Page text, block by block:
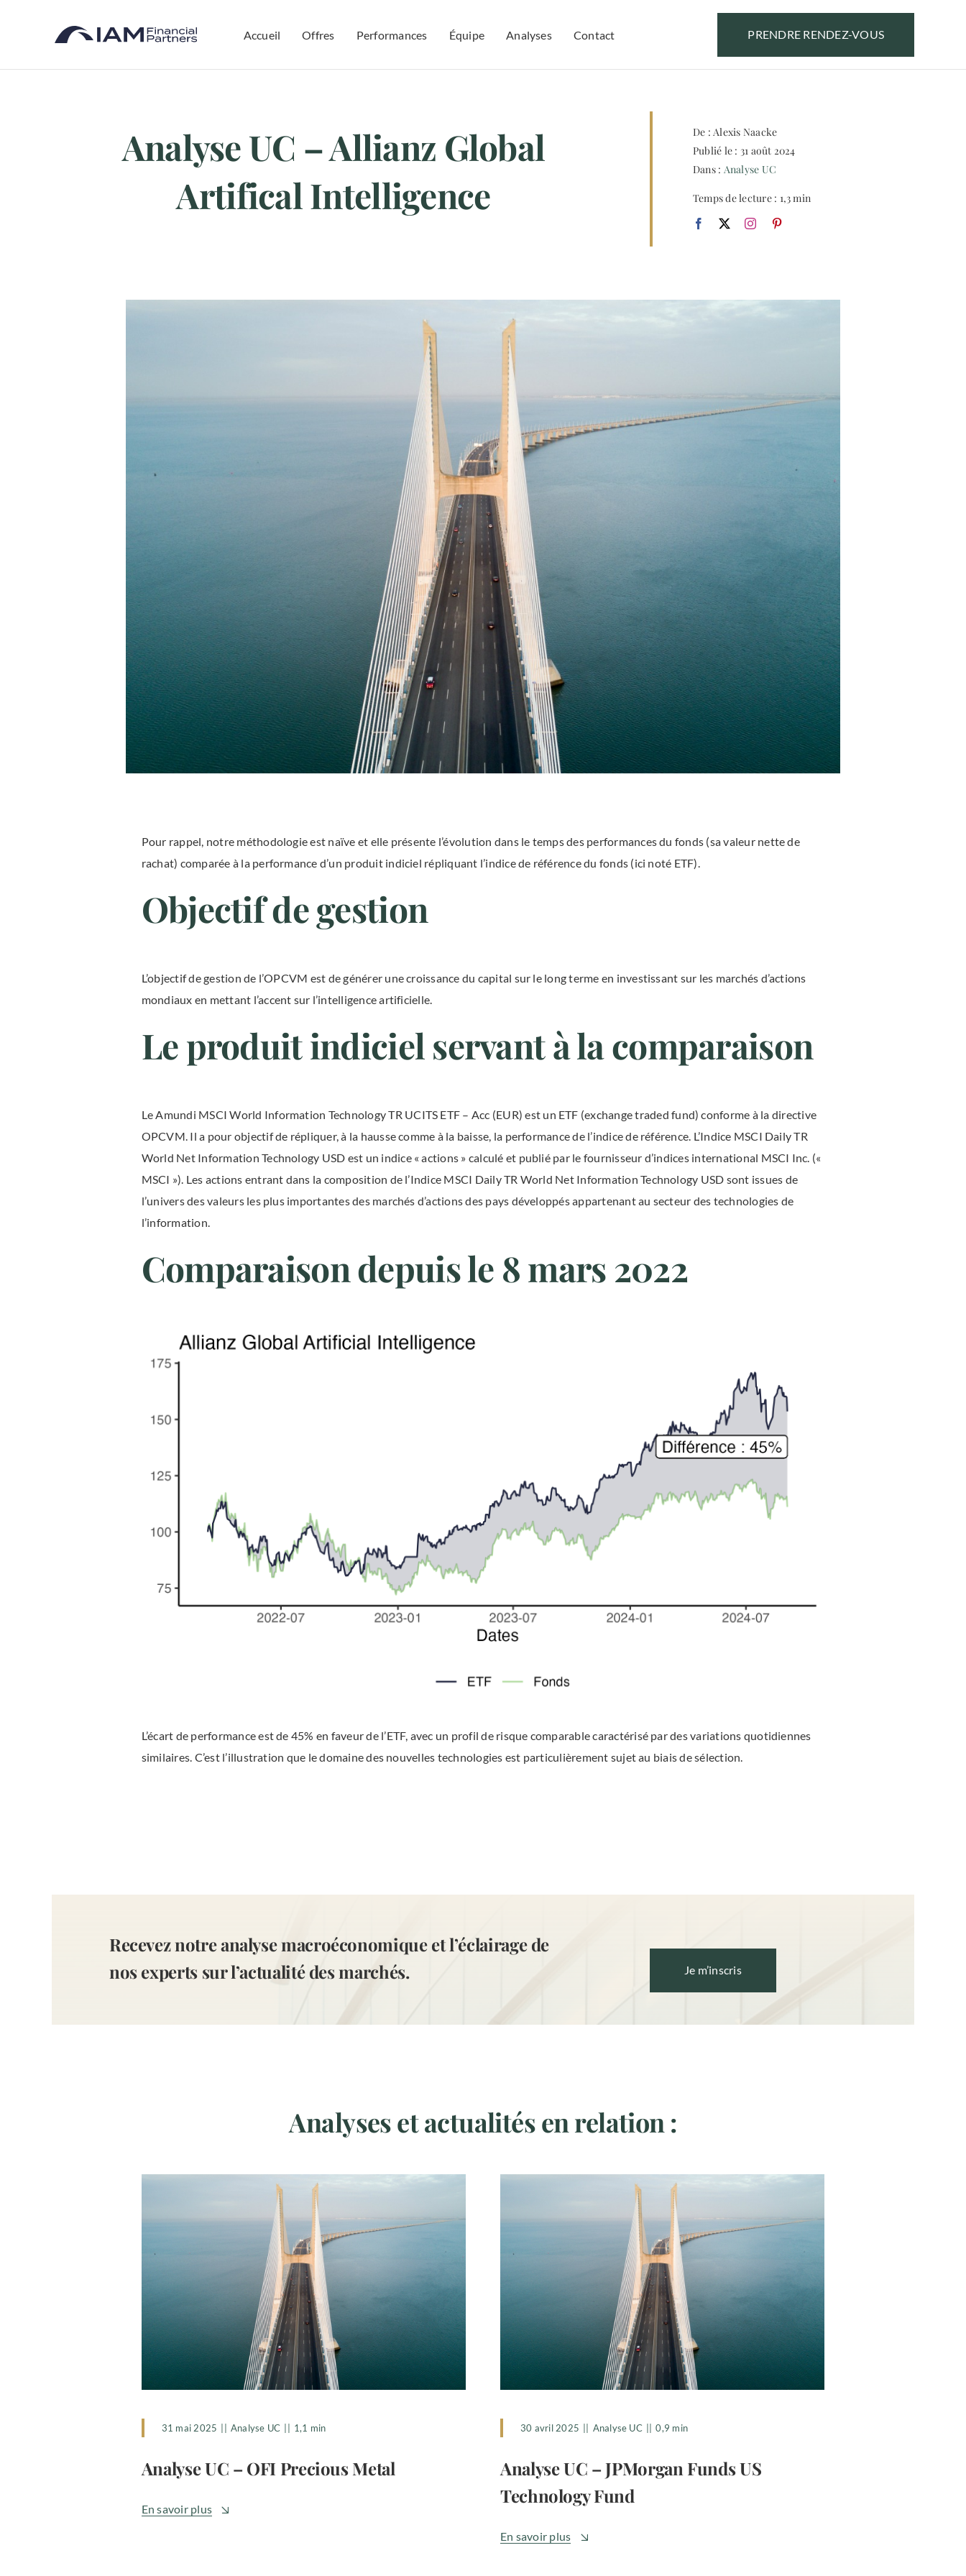
Accueil Offres Performances Équipe Analyses Contact PRENDRE RENDEZ-VOUS
Analyse UC – Allianz Global
Artifical Intelligence
De : Alexis Naacke
Publié le : 31 août 2024
Dans : Analyse UC
Temps de lecture : 1,3 min
Pour rappel, notre méthodologie est naïve et elle présente l’évolution dans le temps des performances du fonds (sa valeur nette de
rachat) comparée à la performance d’un produit indiciel répliquant l’indice de référence du fonds (ici noté ETF).
Objectif de gestion
L’objectif de gestion de l’OPCVM est de générer une croissance du capital sur le long terme en investissant sur les marchés d’actions
mondiaux en mettant l’accent sur l’intelligence artificielle.
Le produit indiciel servant à la comparaison
Le Amundi MSCI World Information Technology TR UCITS ETF – Acc (EUR) est un ETF (exchange traded fund) conforme à la directive
OPCVM. Il a pour objectif de répliquer, à la hausse comme à la baisse, la performance de l’indice de référence. L’Indice MSCI Daily TR
World Net Information Technology USD est un indice « actions » calculé et publié par le fournisseur d’indices international MSCI Inc. («
MSCI »). Les actions entrant dans la composition de l’Indice MSCI Daily TR World Net Information Technology USD sont issues de
l’univers des valeurs les plus importantes des marchés d’actions des pays développés appartenant au secteur des technologies de
l’information.
Comparaison depuis le 8 mars 2022
L’écart de performance est de 45% en faveur de l’ETF, avec un profil de risque comparable caractérisé par des variations quotidiennes
similaires. C’est l’illustration que le domaine des nouvelles technologies est particulièrement sujet au biais de sélection.
Recevez notre analyse macroéconomique et l’éclairage de
nos experts sur l’actualité des marchés.
Je m’inscris
Analyses et actualités en relation :
31 mai 2025 Analyse UC 1,1 min
Analyse UC – OFI Precious Metal
En savoir plus
30 avril 2025 Analyse UC 0,9 min
Analyse UC – JPMorgan Funds US
Technology Fund
En savoir plus